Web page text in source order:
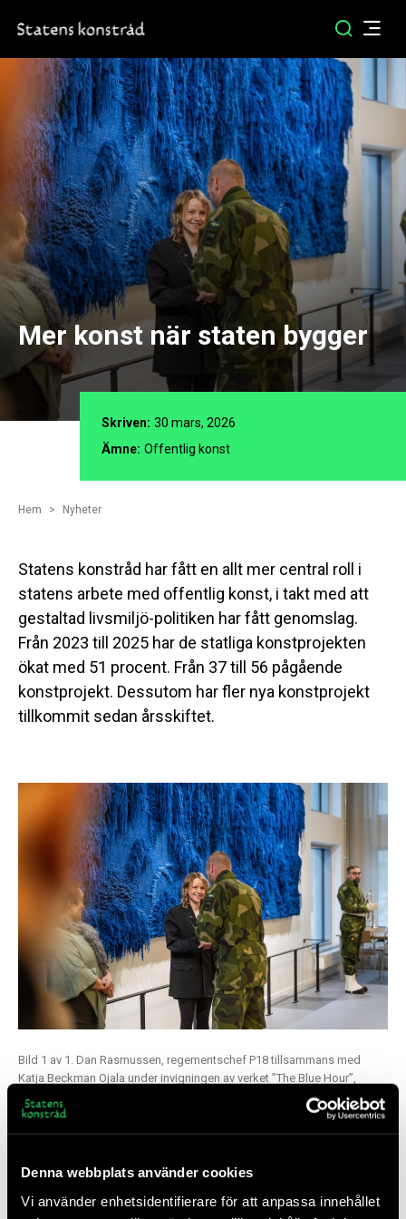
Denna webbplats använder cookies
Vi använder enhetsidentifierare för att anpassa innehållet
Mer konst när staten bygger
Skriven: 30 mars, 2026
Ämne: Offentlig konst
Hem Nyheter
Statens konstråd har fått en allt mer central roll i
statens arbete med offentlig konst, i takt med att
gestaltad livsmiljö-politiken har fått genomslag.
Från 2023 till 2025 har de statliga konstprojekten
ökat med 51 procent. Från 37 till 56 pågående
konstprojekt. Dessutom har fler nya konstprojekt
tillkommit sedan årsskiftet.
Bild 1 av 1. Dan Rasmussen, regementschef P18 tillsammans med
Katja Beckman Ojala under invigningen av verket ”The Blue Hour”,
skapat för den nya matsalsbyggnaden på Gotlands regemente P18 på
Tofta. Verket har tillkommit genom ett samarbete mellan
Fortfikationsverket, Försvarsmakten och Statens konstråd. Foto:
Genombrottet kom när regeringen 2018 gav Statens